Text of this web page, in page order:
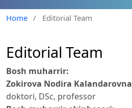
Home / Editorial Team
Editorial Team
Bosh muharrir:
Zokirova Nodira Kalandarovna
doktori, DSc, professor